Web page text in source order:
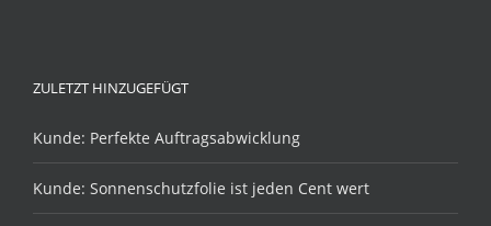
ZULETZT HINZUGEFÜGT
Kunde: Perfekte Auftragsabwicklung
Kunde: Sonnenschutzfolie ist jeden Cent wert